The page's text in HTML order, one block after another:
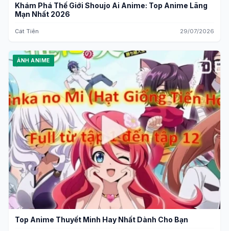
Khám Phá Thế Giới Shoujo Ai Anime: Top Anime Lãng
Mạn Nhất 2026
Cát Tiên 29/07/2026
ẢNH ANIME
Top Anime Thuyết Minh Hay Nhất Dành Cho Bạn